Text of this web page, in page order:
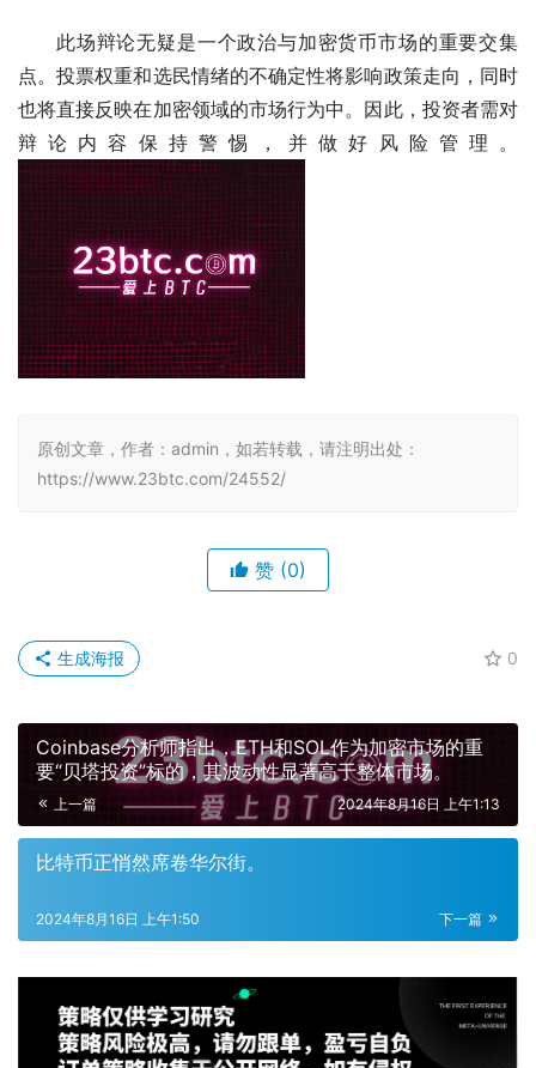
此场辩论无疑是一个政治与加密货币市场的重要交集
点。投票权重和选民情绪的不确定性将影响政策走向，同时
也将直接反映在加密领域的市场行为中。因此，投资者需对
辩论内容保持警惕，并做好风险管理。
原创文章，作者：admin，如若转载，请注明出处：
https://www.23btc.com/24552/
赞 (0)
0
生成海报
Coinbase分析师指出，ETH和SOL作为加密市场的重
要“贝塔投资”标的，其波动性显著高于整体市场。
上一篇 2024年8月16日 上午1:13
比特币正悄然席卷华尔街。
下一篇
2024年8月16日 上午1:50